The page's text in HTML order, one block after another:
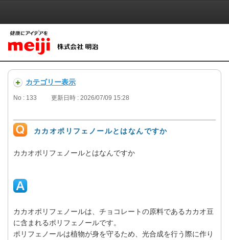
カテゴリー表示
No : 133 更新日時 : 2026/07/09 15:28
カカオポリフェノールとはなんですか
カカオポリフェノールとはなんですか
カカオポリフェノールは、チョコレートの原料であるカカオ豆
に含まれるポリフェノールです。
ポリフェノールは植物が身を守るため、光合成を行う際に作り